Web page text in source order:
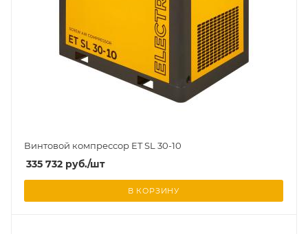
Винтовой компрессор ET SL 30-10
335 732 руб./шт
В КОРЗИНУ